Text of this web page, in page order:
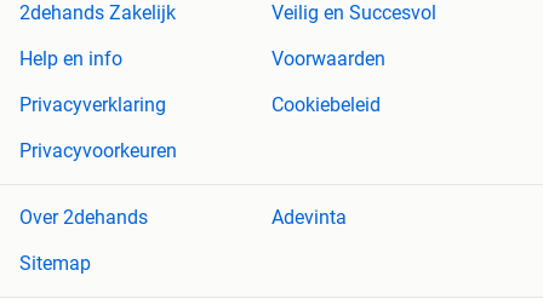
2dehands Zakelijk
Veilig en Succesvol
Help en info
Voorwaarden
Privacyverklaring
Cookiebeleid
Privacyvoorkeuren
Over 2dehands
Adevinta
Sitemap